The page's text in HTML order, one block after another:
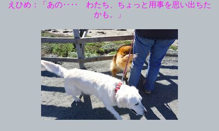
えひめ：「あの‥‥ わたち、ちょっと用事を思い出ちた
かも。」